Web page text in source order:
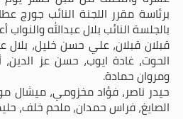
برئاسة مقرر اللجنة النائب جورج
بالجلسة النائب بلال عبدالله والنواب
قبلان قبلان، علي حسن خليل، بلال
الحوت، غادة ايوب، حسن عز
ومروان حمادة.
حيدر ناصر، فؤاد مخزومي،
الصايغ، فراس حمدان، ملحم خلف،